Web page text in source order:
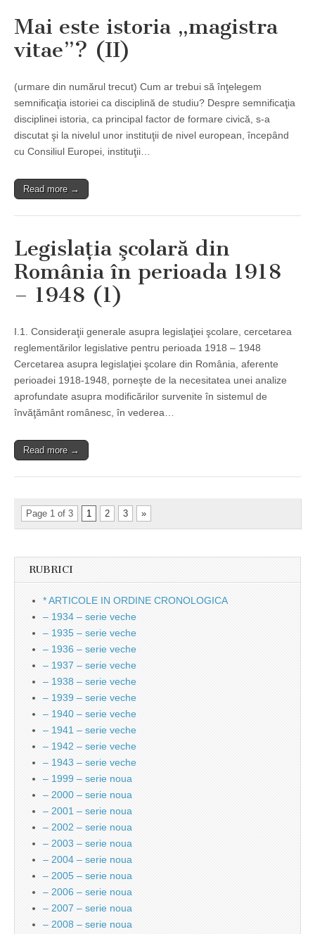
Mai este istoria „magistra
vitae”? (II)
(urmare din numărul trecut) Cum ar trebui să înţelegem
semnificaţia istoriei ca disciplină de studiu? Despre semnificaţia
disciplinei istoria, ca principal factor de formare civică, s-a
discutat şi la nivelul unor instituţii de nivel european, începând
cu Consiliul Europei, instituţii…
Read more →
Legislaţia şcolară din
România în perioada 1918
– 1948 (1)
I.1. Consideraţii generale asupra legislaţiei şcolare, cercetarea
reglementărilor legislative pentru perioada 1918 – 1948
Cercetarea asupra legislaţiei şcolare din România, aferente
perioadei 1918-1948, porneşte de la necesitatea unei analize
aprofundate asupra modificărilor survenite în sistemul de
învăţământ românesc, în vederea…
Read more →
Page 1 of 3 1 2 3 »
RUBRICI
* ARTICOLE IN ORDINE CRONOLOGICA
– 1934 – serie veche
– 1935 – serie veche
– 1936 – serie veche
– 1937 – serie veche
– 1938 – serie veche
– 1939 – serie veche
– 1940 – serie veche
– 1941 – serie veche
– 1942 – serie veche
– 1943 – serie veche
– 1999 – serie noua
– 2000 – serie noua
– 2001 – serie noua
– 2002 – serie noua
– 2003 – serie noua
– 2004 – serie noua
– 2005 – serie noua
– 2006 – serie noua
– 2007 – serie noua
– 2008 – serie noua